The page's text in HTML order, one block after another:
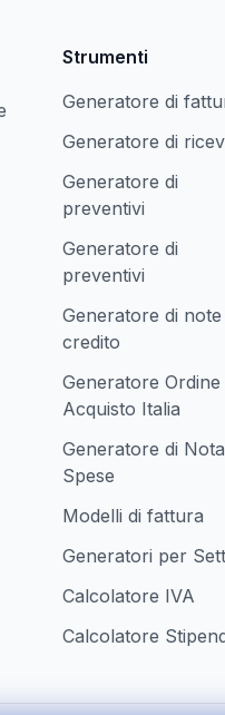
Strumenti
Generatore di
Generatore di
Generatore di
preventivi
Generatore di
preventivi
Generatore di note
credito
Generatore Ordine
Acquisto Italia
Generatore di Nota
Spese
Modelli di fattura
Generatori per
Calcolatore IVA
Calcolatore